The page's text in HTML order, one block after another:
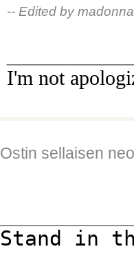
-- Edited by
I'm not
Ostin sellaisen
Stand in